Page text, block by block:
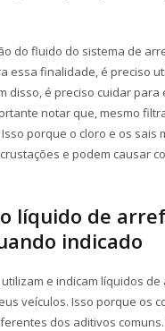
do fluido do sistema de
essa finalidade, é preciso
disso, é preciso cuidar para
notar que, mesmo
porque o cloro e os sais
e podem causar
líquido de
indicado
e indicam líquidos
veículos. Isso porque os
dos aditivos comuns.